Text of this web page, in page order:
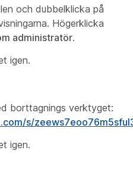
och dubbelklicka på
Högerklicka
administratör.
igen.
borttagnings verktyget:
s/
igen.